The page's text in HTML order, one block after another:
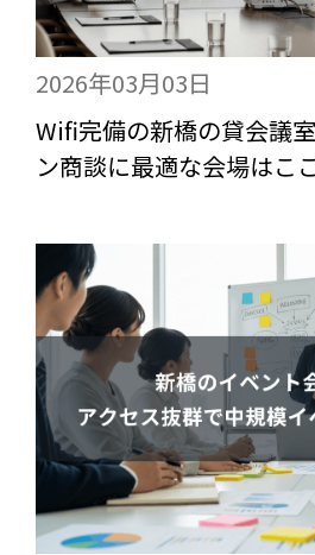
2026年03月03日
Wifi完備の新橋の貸会議
ン商談に最適な会場はこ